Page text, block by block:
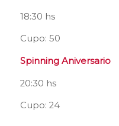
18:30 hs
Cupo: 50
Spinning Aniversario
20:30 hs
Cupo: 24